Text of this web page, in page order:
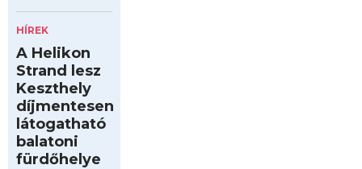
HÍREK
A Helikon
Strand lesz
Keszthely
díjmentesen
látogatható
balatoni
fürdőhelye